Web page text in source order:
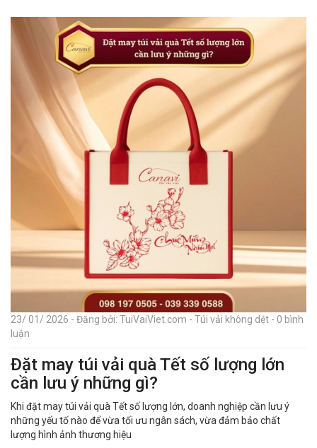
23/ 01/ 2026 - Đăng bởi: TuiVaiViet.com - Túi vải không dệt - 0 bình
luận
Đặt may túi vải quà Tết số lượng lớn
cần lưu ý những gì?
Khi đặt may túi vải quà Tết số lượng lớn, doanh nghiệp cần lưu ý
những yếu tố nào để vừa tối ưu ngân sách, vừa đảm bảo chất
lượng hình ảnh thương hiệu